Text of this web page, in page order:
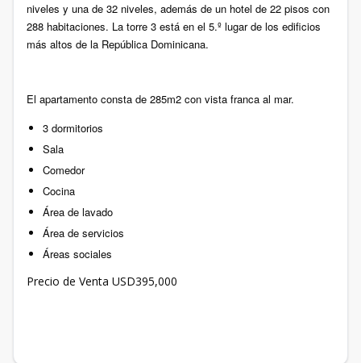
niveles y una de 32 niveles, además de un hotel de 22 pisos con
288 habitaciones. La torre 3 está en el 5.º lugar de los edificios
más altos de la República Dominicana.
El apartamento consta de 285m2 con vista franca al mar.
3 dormitorios
Sala
Comedor
Cocina
Área de lavado
Área de servicios
Áreas sociales
Precio de Venta USD395,000